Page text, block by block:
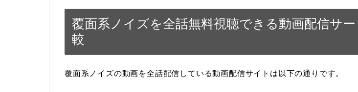
覆面系ノイズを全話無料視聴できる動画配信サ
較
覆面系ノイズの動画を全話配信している動画配信サイトは以下の通りです。